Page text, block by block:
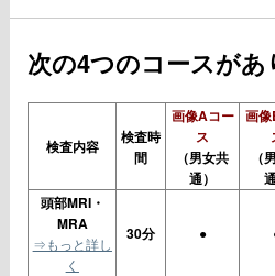
次の4つのコースがあ
検査内容
検査時
間
画像Aコー
ス
（男女共
通）
画
（
頭部MRI・
MRA
⇒もっと詳し
く
30分 ●